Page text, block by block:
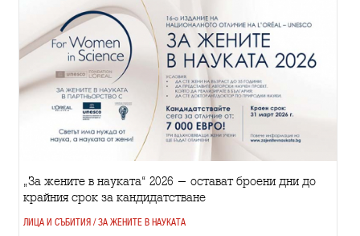
„За жените в науката“ 2026 - остават броени дни до
крайния срок за кандидатстване
ЛИЦА И СЪБИТИЯ / ЗА ЖЕНИТЕ В НАУКАТА